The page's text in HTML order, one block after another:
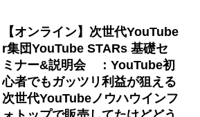
【オンライン】次世代YouTube
r集団YouTube STARs 基礎セ
ミナー&説明会 ：YouTube初
心者でもガッツリ利益が狙える
次世代YouTubeノウハウインフ